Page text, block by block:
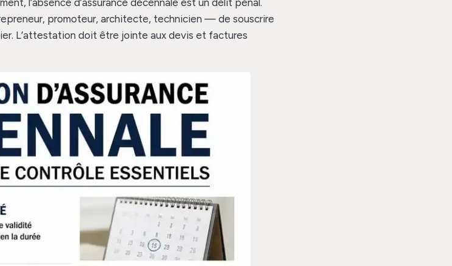
promoteur, architecte, technicien — de souscrire
L’attestation doit être jointe aux devis et factures